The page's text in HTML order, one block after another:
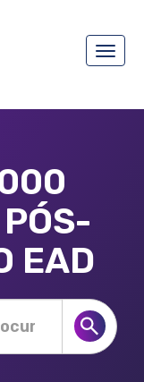
Toggle
EAD